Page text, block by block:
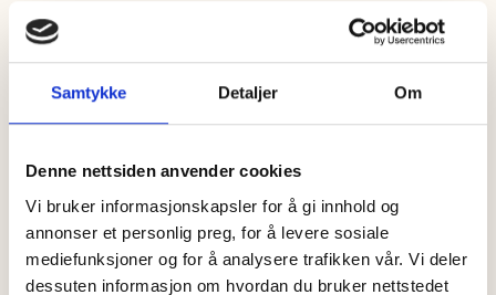
Samtykke Detaljer Om
Denne nettsiden anvender cookies
Vi bruker informasjonskapsler for å gi innhold og
annonser et personlig preg, for å levere sosiale
mediefunksjoner og for å analysere trafikken vår. Vi deler
dessuten informasjon om hvordan du bruker nettstedet
Flere oppskrifter
Ristet rugbrød med Brie, eple og
15 min --
Sprøstekt rugbrød toppet med Min Kavli
Favoritt Brie, syrlig grønt eple, ristede
hasselnøtter og søt honning. En enkel